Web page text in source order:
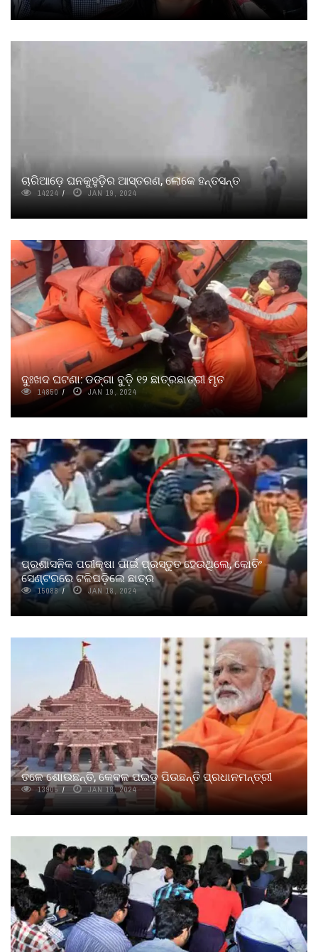
ଚାରିଆଡ଼େ ଘନକୁହୁଡି଼ର ଆସ୍ତରଣ, ଲୋକେ ହନ୍ତସନ୍ତ
14224 JAN 19, 2024
ଦୁଃଖଦ ଘଟଣା: ଡଙ୍ଗା ବୁଡ଼ି ୧୨ ଛାତ୍ରଛାତ୍ରୀ ମୃତ
14850 JAN 19, 2024
ପ୍ରଶାସନିକ ପରୀକ୍ଷା ପାଇଁ ପ୍ରସ୍ତୁତ ହେଉଥିଲେ, କୋଚିଂ
ସେଣ୍ଟରରେ ଟଳିପଡ଼ିଲେ ଛାତ୍ର
15088 JAN 18, 2024
ତଳେ ଶୋଉଛନ୍ତି, କେବଳ ପଇଡ଼ ପିଉଛନ୍ତି ପ୍ରଧାନମନ୍ତ୍ରୀ
13905 JAN 18, 2024